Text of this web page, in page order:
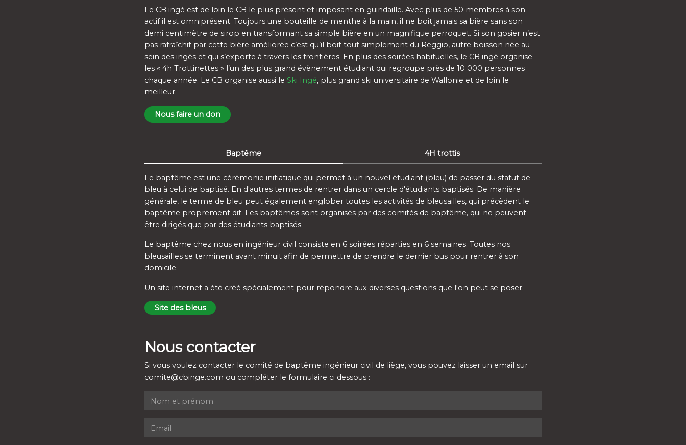
Le CB ingé est de loin le CB le plus présent et imposant en guindaille. Avec plus de 50 membres à son
actif il est omniprésent. Toujours une bouteille de menthe à la main, il ne boit jamais sa bière sans son
demi centimètre de sirop en transformant sa simple bière en un magnifique perroquet. Si son gosier n’est
pas rafraîchit par cette bière améliorée c’est qu’il boit tout simplement du Reggio, autre boisson née au
sein des ingés et qui s’exporte à travers les frontières. En plus des soirées habituelles, le CB ingé organise
les « 4h Trottinettes » l’un des plus grand évènement étudiant qui regroupe près de 10 000 personnes
chaque année. Le CB organise aussi le Ski Ingé, plus grand ski universitaire de Wallonie et de loin le
meilleur.
Nous faire un don
Baptême 4H trottis
Le baptême est une cérémonie initiatique qui permet à un nouvel étudiant (bleu) de passer du statut de
bleu à celui de baptisé. En d'autres termes de rentrer dans un cercle d'étudiants baptisés. De manière
générale, le terme de bleu peut également englober toutes les activités de bleusailles, qui précèdent le
baptême proprement dit. Les baptêmes sont organisés par des comités de baptême, qui ne peuvent
être dirigés que par des étudiants baptisés.
Le baptême chez nous en ingénieur civil consiste en 6 soirées réparties en 6 semaines. Toutes nos
bleusailles se terminent avant minuit afin de permettre de prendre le dernier bus pour rentrer à son
domicile.
Un site internet a été créé spécialement pour répondre aux diverses questions que l'on peut se poser:
Site des bleus
Nous contacter
Si vous voulez contacter le comité de baptême ingénieur civil de liège, vous pouvez laisser un email sur
comite@cbinge.com ou compléter le formulaire ci dessous :